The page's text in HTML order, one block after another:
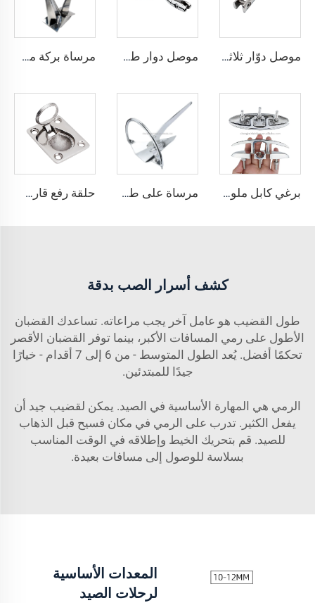
موصل دوّار ثلاثي للمرساة من الفولاذ المقاوم للصدأ AISI316 موصل دوار طويل لمرساة من الفولاذ المقاوم للصدأ AISI316 مرساة بركة من الفولاذ المقاوم للصدأ AISI316
برغي كابل ملولب للرفع من الفولاذ المقاوم للصدأ 316، عمود رباط بحري مرساة على طراز مانتوس من الفولاذ المقاوم للصدأ، قوة تثبيت فائقة، مصقولة، من مصنع معتمد وفقًا لمعايير الأيزو حلقة رفع قارب مستوية من الفولاذ المقاوم للصدأ 316
كشف أسرار الصب بدقة
طول القضيب هو عامل آخر يجب مراعاته. تساعدك القضبان
الأطول على رمي المسافات الأكبر، بينما توفر القضبان الأقصر
تحكمًا أفضل. يُعد الطول المتوسط - من 6 إلى 7 أقدام - خيارًا
جيدًا للمبتدئين.
الرمي هي المهارة الأساسية في الصيد. يمكن لقضيب جيد أن
يفعل الكثير. تدرب على الرمي في مكان فسيح قبل الذهاب
للصيد. قم بتحريك الخيط وإطلاقه في الوقت المناسب
بسلاسة للوصول إلى مسافات بعيدة.
المعدات الأساسية
لرحلات الصيد